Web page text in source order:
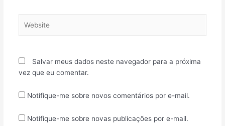
Salvar meus dados neste navegador para a próxima
vez que eu comentar.
Notifique-me sobre novos comentários por e-mail.
Notifique-me sobre novas publicações por e-mail.